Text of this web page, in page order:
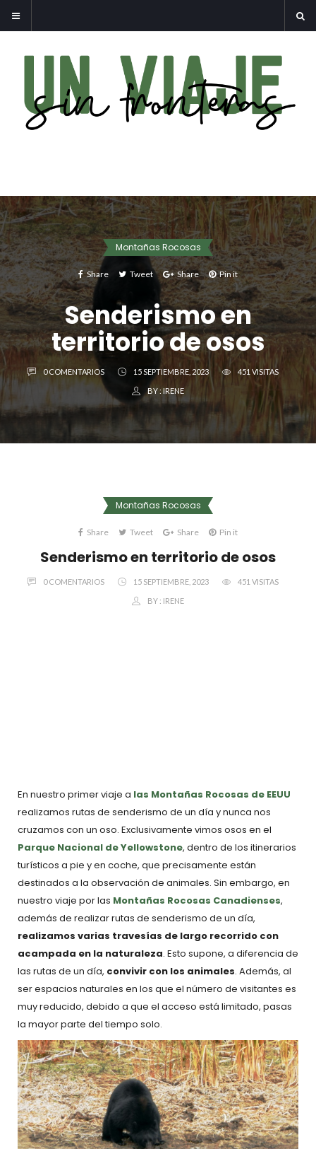
Montañas Rocosas
Share Tweet Share Pin it
Senderismo en
territorio de osos
0 COMENTARIOS 15 SEPTIEMBRE, 2023 451 VISITAS
BY : IRENE
Montañas Rocosas
Share Tweet Share Pin it
Senderismo en territorio de osos
0 COMENTARIOS 15 SEPTIEMBRE, 2023 451 VISITAS
BY : IRENE
En nuestro primer viaje a las Montañas Rocosas de EEUU
realizamos rutas de senderismo de un día y nunca nos
cruzamos con un oso. Exclusivamente vimos osos en el
Parque Nacional de Yellowstone, dentro de los itinerarios
turísticos a pie y en coche, que precisamente están
destinados a la observación de animales. Sin embargo, en
nuestro viaje porlas Montañas Rocosas Canadienses,
además de realizar rutas de senderismo de un día,
realizamos varias travesías de largo recorrido con
acampada en la naturaleza. Esto supone, a diferencia de
las rutas de un día, convivir con los animales. Además, al
ser espacios naturales en los que el número de visitantes es
muy reducido, debido a que el acceso está limitado, pasas
la mayor parte del tiempo solo.